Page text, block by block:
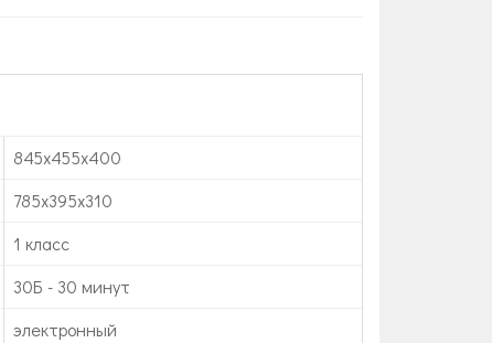
845х455х400
785х395х310
1 класс
30Б - 30 минут
электронный